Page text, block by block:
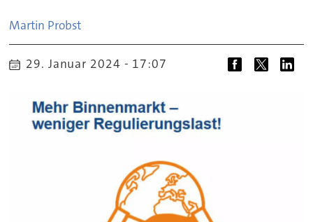
Martin Probst
29. Januar 2024 - 17:07